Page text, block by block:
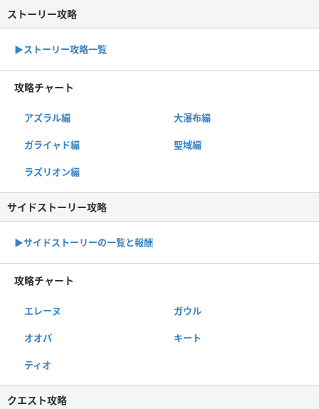
ストーリー攻略
▶︎ストーリー攻略一覧
攻略チャート
アズラル編 大瀑布編
ガライャド編 聖域編
ラズリオン編
サイドストーリー攻略
▶サイドストーリーの一覧と報酬
攻略チャート
エレーヌ ガウル
オオパ キート
ティオ
クエスト攻略